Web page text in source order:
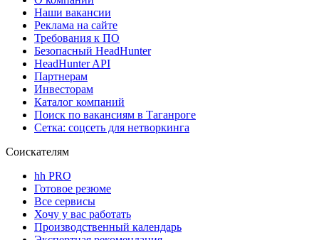
Наши вакансии
Реклама на сайте
Требования к ПО
Безопасный HeadHunter
HeadHunter API
Партнерам
Инвесторам
Каталог компаний
Поиск по вакансиям в Таганроге
Сетка: соцсеть для нетворкинга
Соискателям
hh PRO
Готовое резюме
Все сервисы
Хочу у вас работать
Производственный календарь